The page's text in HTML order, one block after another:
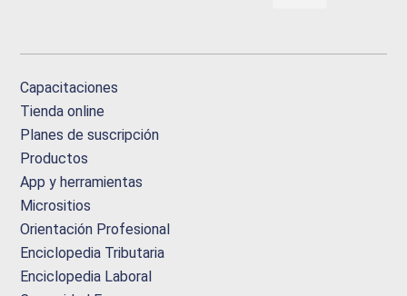
Capacitaciones
Tienda online
Planes de suscripción
Productos
App y herramientas
Micrositios
Orientación Profesional
Enciclopedia Tributaria
Enciclopedia Laboral